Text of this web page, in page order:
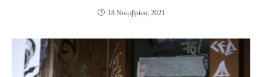
18 Νοεμβρίου, 2021